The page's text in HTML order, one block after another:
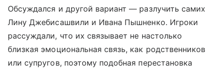
Обсуждался и другой вариант — разлучить самих
Лину Джебисашвили и Ивана Пышненко. Игроки
рассуждали, что их связывает не настолько
близкая эмоциональная связь, как родственников
или супругов, поэтому подобная перестановка